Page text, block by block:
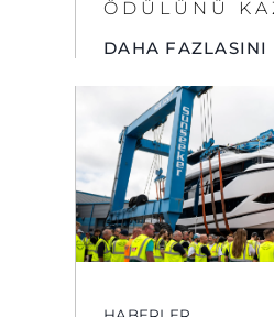
HABERLER
SUNSEEKER
156